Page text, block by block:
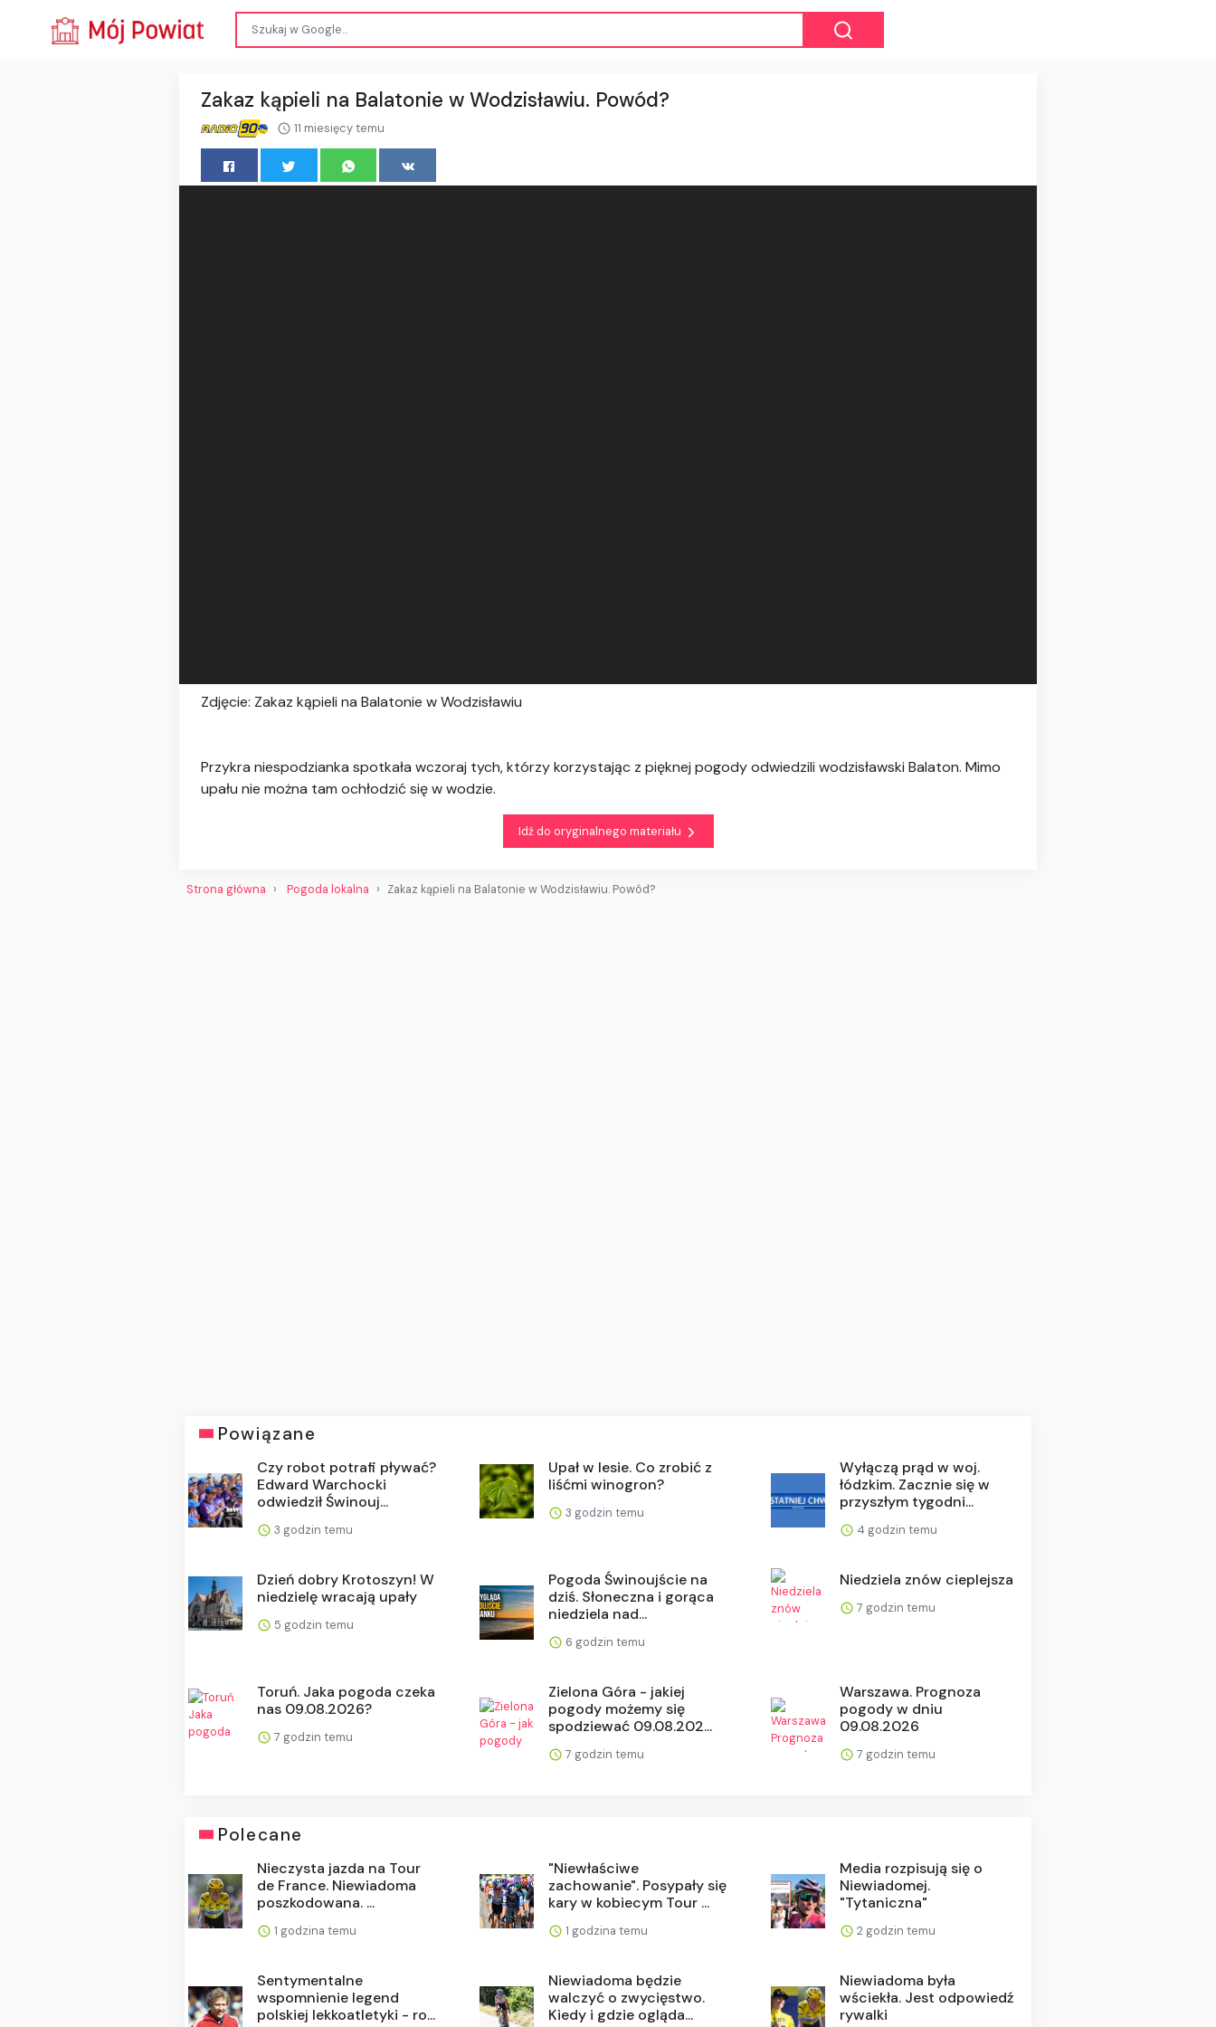
Zakaz kąpieli na Balatonie w Wodzisławiu. Powód?
11 miesięcy temu
Zdjęcie: Zakaz kąpieli na Balatonie w Wodzisławiu
Przykra niespodzianka spotkała wczoraj tych, którzy korzystając z pięknej pogody odwiedzili wodzisławski Balaton. Mimo
upału nie można tam ochłodzić się w wodzie.
Idź do oryginalnego materiału
Strona główna Pogoda lokalna Zakaz kąpieli na Balatonie w Wodzisławiu. Powód?
Powiązane
Czy robot potrafi pływać?
Edward Warchocki
odwiedził Świnouj...
3 godzin temu
Upał w lesie. Co zrobić z
liśćmi winogron?
3 godzin temu
Wyłączą prąd w woj.
łódzkim. Zacznie się w
przyszłym tygodni...
4 godzin temu
Dzień dobry Krotoszyn! W
niedzielę wracają upały
5 godzin temu
Pogoda Świnoujście na
dziś. Słoneczna i gorąca
niedziela nad...
6 godzin temu
Niedziela znów cieplejsza
7 godzin temu
Toruń. Jaka pogoda czeka
nas 09.08.2026?
7 godzin temu
Zielona Góra - jakiej
pogody możemy się
spodziewać 09.08.202...
7 godzin temu
Warszawa. Prognoza
pogody w dniu
09.08.2026
7 godzin temu
Polecane
Nieczysta jazda na Tour
de France. Niewiadoma
poszkodowana. ...
1 godzina temu
"Niewłaściwe
zachowanie". Posypały się
kary w kobiecym Tour ...
1 godzina temu
Media rozpisują się o
Niewiadomej.
"Tytaniczna"
2 godzin temu
Sentymentalne
wspomnienie legend
polskiej lekkoatletyki - ro...
Niewiadoma będzie
walczyć o zwycięstwo.
Kiedy i gdzie ogląda...
Niewiadoma była
wściekła. Jest odpowiedź
rywalki